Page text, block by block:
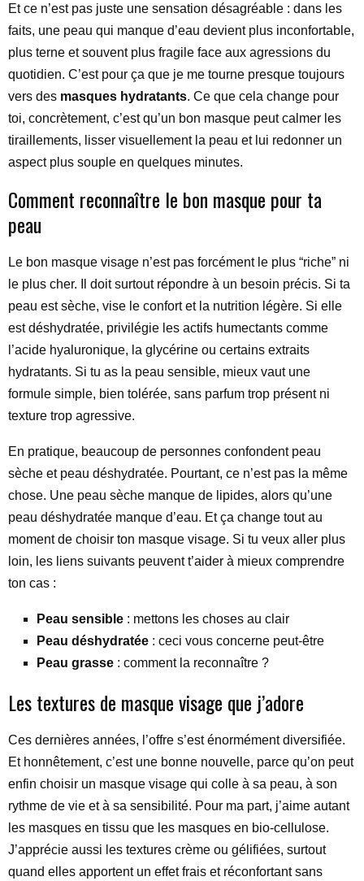
Et ce n’est pas juste une sensation désagréable : dans les
faits, une peau qui manque d’eau devient plus inconfortable,
plus terne et souvent plus fragile face aux agressions du
quotidien. C’est pour ça que je me tourne presque toujours
vers des masques hydratants. Ce que cela change pour
toi, concrètement, c’est qu’un bon masque peut calmer les
tiraillements, lisser visuellement la peau et lui redonner un
aspect plus souple en quelques minutes.
Comment reconnaître le bon masque pour ta
peau
Le bon masque visage n’est pas forcément le plus “riche” ni
le plus cher. Il doit surtout répondre à un besoin précis. Si ta
peau est sèche, vise le confort et la nutrition légère. Si elle
est déshydratée, privilégie les actifs humectants comme
l’acide hyaluronique, la glycérine ou certains extraits
hydratants. Si tu as la peau sensible, mieux vaut une
formule simple, bien tolérée, sans parfum trop présent ni
texture trop agressive.
En pratique, beaucoup de personnes confondent peau
sèche et peau déshydratée. Pourtant, ce n’est pas la même
chose. Une peau sèche manque de lipides, alors qu’une
peau déshydratée manque d’eau. Et ça change tout au
moment de choisir ton masque visage. Si tu veux aller plus
loin, les liens suivants peuvent t’aider à mieux comprendre
ton cas :
Peau sensible : mettons les choses au clair
Peau déshydratée : ceci vous concerne peut-être
Peau grasse : comment la reconnaître ?
Les textures de masque visage que j’adore
Ces dernières années, l’offre s’est énormément diversifiée.
Et honnêtement, c’est une bonne nouvelle, parce qu’on peut
enfin choisir un masque visage qui colle à sa peau, à son
rythme de vie et à sa sensibilité. Pour ma part, j’aime autant
les masques en tissu que les masques en bio-cellulose.
J’apprécie aussi les textures crème ou gélifiées, surtout
quand elles apportent un effet frais et réconfortant sans